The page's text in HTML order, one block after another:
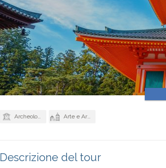
Archeologia e Storia Arte e Architettura
Descrizione del tour